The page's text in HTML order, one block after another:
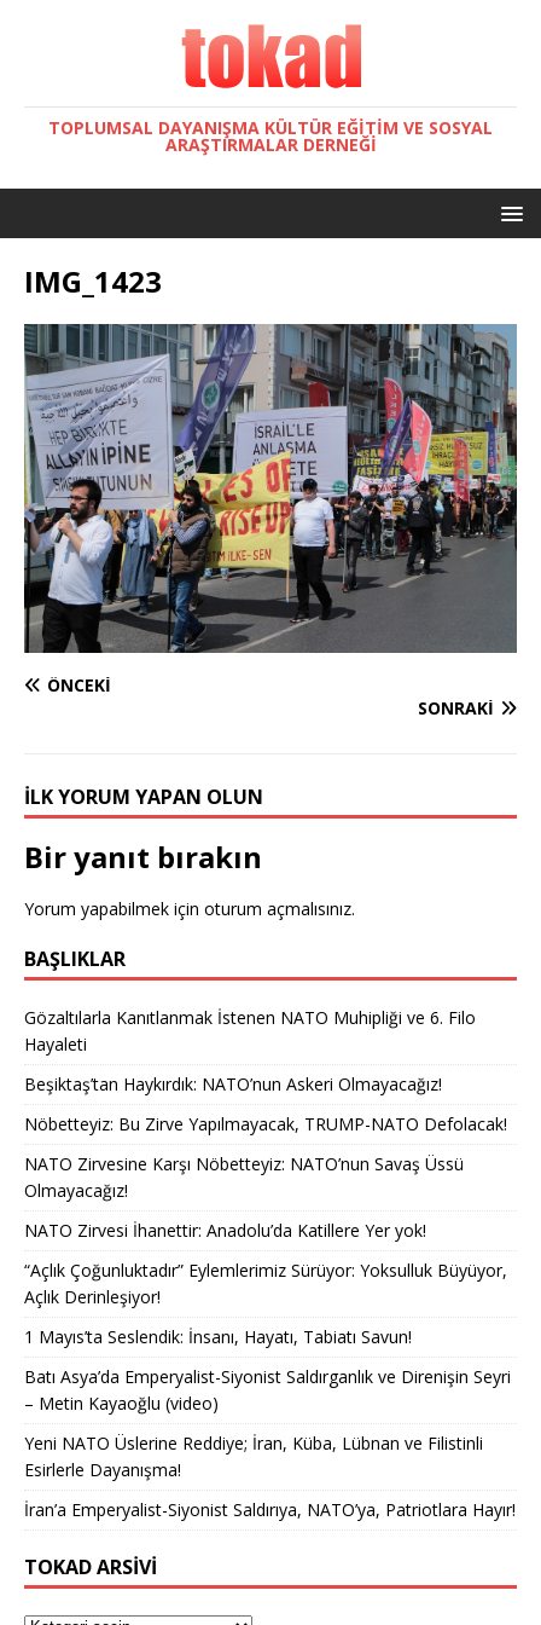
TOPLUMSAL DAYANIŞMA KÜLTÜR EĞITIM VE SOSYAL
ARAŞTIRMALAR DERNEĞI
IMG_1423
ÖNCEKI
SONRAKI
İLK YORUM YAPAN OLUN
Bir yanıt bırakın
Yorum yapabilmek için oturum açmalısınız.
BAŞLIKLAR
Gözaltılarla Kanıtlanmak İstenen NATO Muhipliği ve 6. Filo
Hayaleti
Beşiktaş’tan Haykırdık: NATO’nun Askeri Olmayacağız!
Nöbetteyiz: Bu Zirve Yapılmayacak, TRUMP-NATO Defolacak!
NATO Zirvesine Karşı Nöbetteyiz: NATO’nun Savaş Üssü
Olmayacağız!
NATO Zirvesi İhanettir: Anadolu’da Katillere Yer yok!
“Açlık Çoğunluktadır” Eylemlerimiz Sürüyor: Yoksulluk Büyüyor,
Açlık Derinleşiyor!
1 Mayıs’ta Seslendik: İnsanı, Hayatı, Tabiatı Savun!
Batı Asya’da Emperyalist-Siyonist Saldırganlık ve Direnişin Seyri
– Metin Kayaoğlu (video)
Yeni NATO Üslerine Reddiye; İran, Küba, Lübnan ve Filistinli
Esirlerle Dayanışma!
İran’a Emperyalist-Siyonist Saldırıya, NATO’ya, Patriotlara Hayır!
TOKAD ARSIVI